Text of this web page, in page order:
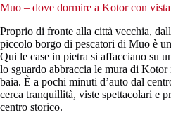
Muo – dove dormire a Kotor con
Proprio di fronte alla città vecchia,
piccolo borgo di pescatori di Muo è
Qui le case in pietra si affacciano su
lo sguardo abbraccia le mura di
baia. È a pochi minuti d’auto dal
cerca tranquillità, viste spettacolari e
centro storico.